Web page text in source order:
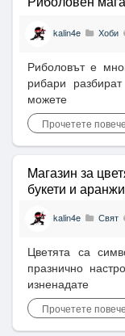
kalin4e Хоби
Риболовът е
рибари
можете
Прочетете повече
Mагазин за
букети и
kalin4e Свят
Цветята са
празнично
изненадате
Прочетете повече